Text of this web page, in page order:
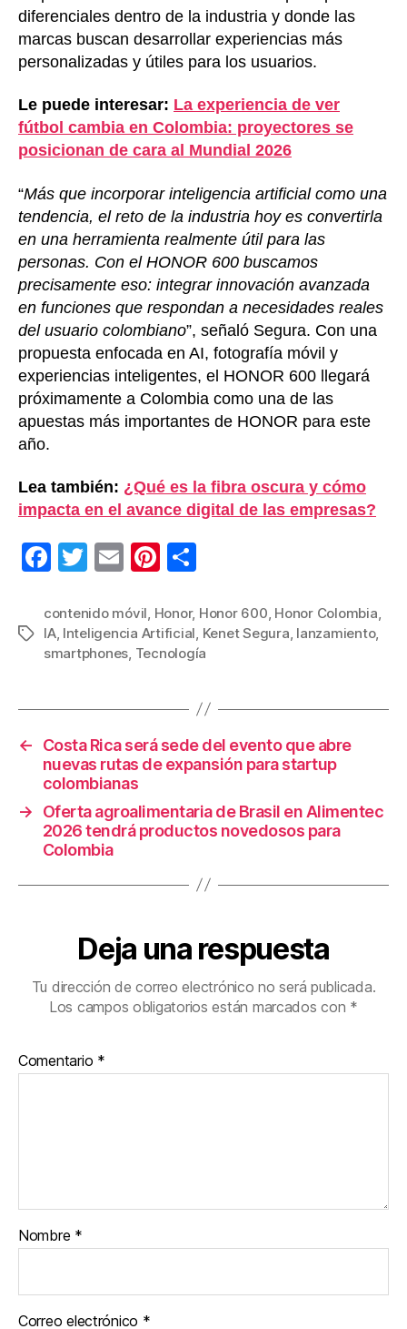
diferenciales dentro de la industria y donde las
marcas buscan desarrollar experiencias más
personalizadas y útiles para los usuarios.
Le puede interesar: La experiencia de ver
fútbol cambia en Colombia: proyectores se
posicionan de cara al Mundial 2026
“Más que incorporar inteligencia artificial como una
tendencia, el reto de la industria hoy es convertirla
en una herramienta realmente útil para las
personas. Con el HONOR 600 buscamos
precisamente eso: integrar innovación avanzada
en funciones que respondan a necesidades reales
del usuario colombiano”, señaló Segura. Con una
propuesta enfocada en AI, fotografía móvil y
experiencias inteligentes, el HONOR 600 llegará
próximamente a Colombia como una de las
apuestas más importantes de HONOR para este
año.
Lea también: ¿Qué es la fibra oscura y cómo
impacta en el avance digital de las empresas?
F
c
e
o
o
k
T
tt
er
E
ail
Pi
er
e
m
p
tir
Etiquetas
contenido móvil Honor, Honor 600 Honor Colombia
IA, Inteligencia Artificial Kenet Segura lanzamiento,
smartphones Tecnología
←
Costa Rica será sede del evento que abre
nuevas rutas de expansión para startup
colombianas
→
Oferta agroalimentaria de Brasil en Alimentec
2026 tendrá productos novedosos para
Colombia
Deja una respuesta
Tu dirección de correo electrónico no será publicada.
Los campos obligatorios están marcados con *
Comentario *
Nombre *
Correo electrónico *